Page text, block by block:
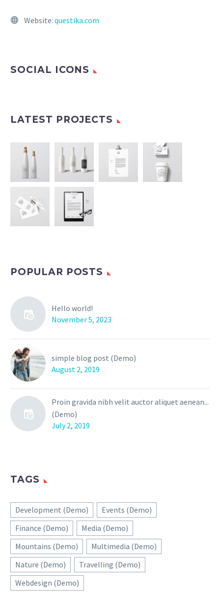
Website: questika.com
SOCIAL ICONS
LATEST PROJECTS
POPULAR POSTS
Hello world!
November 5, 2023
simple blog post (Demo)
August 2, 2019
Proin gravida nibh velit auctor aliquet aenean...
(Demo)
July 2, 2019
TAGS
Development (Demo)
Events (Demo)
Finance (Demo)
Media (Demo)
Mountains (Demo)
Multimedia (Demo)
Nature (Demo)
Travelling (Demo)
Webdesign (Demo)